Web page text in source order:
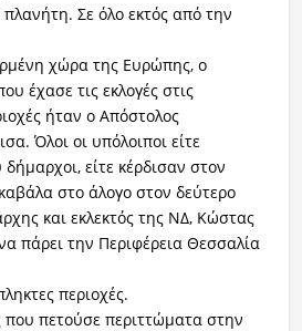
Σε όλο εκτός από την
χώρα της Ευρώπης, ο
έχασε τις εκλογές στις
ήταν ο Απόστολος
Όλοι οι υπόλοιποι είτε
είτε κέρδισαν στον
στο άλογο στον δεύτερο
και εκλεκτός της ΝΔ, Κώστας
πάρει την Περιφέρεια Θεσσαλία
περιοχές.
πετούσε περιττώματα στην